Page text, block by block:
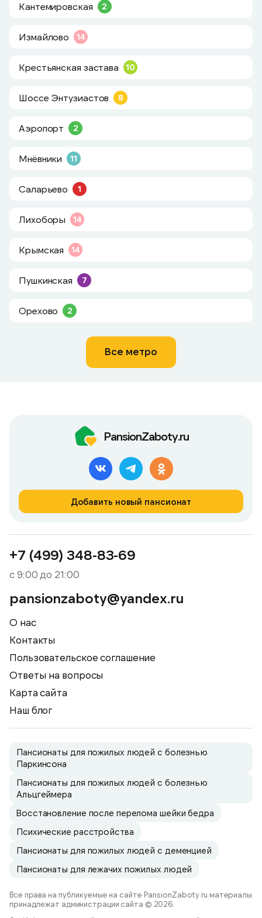
Кантемировская 2
Измайлово 14
Крестьянская застава 10
Шоссе Энтузиастов 8
Аэропорт 2
Мнёвники 11
Саларьево 1
Лихоборы 14
Крымская 14
Пушкинская 7
Орехово 2
Все метро
PansionZaboty.ru
Добавить новый пансионат
+7 (499) 348-83-69
с 9:00 до 21:00
pansionzaboty@yandex.ru
О нас
Контакты
Пользовательское соглашение
Ответы на вопросы
Карта сайта
Наш блог
Пансионаты для пожилых людей с болезнью
Паркинсона
Пансионаты для пожилых людей с болезнью
Альцгеймера
Восстановление после перелома шейки бедра
Психические расстройства
Пансионаты для пожилых людей с деменцией
Пансионаты для лежачих пожилых людей
Все права на публикуемые на сайте PansionZaboty.ru материалы
принадлежат администрации сайта © 2026.